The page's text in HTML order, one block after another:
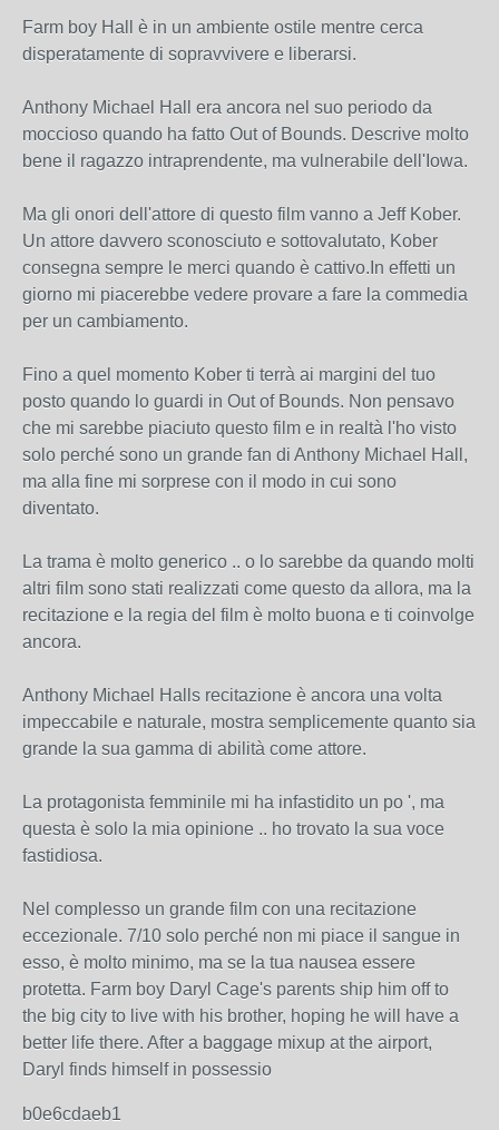
Farm boy Hall è in un ambiente ostile mentre cerca
disperatamente di sopravvivere e liberarsi.
Anthony Michael Hall era ancora nel suo periodo da
moccioso quando ha fatto Out of Bounds. Descrive molto
bene il ragazzo intraprendente, ma vulnerabile dell'Iowa.
Ma gli onori dell'attore di questo film vanno a Jeff Kober.
Un attore davvero sconosciuto e sottovalutato, Kober
consegna sempre le merci quando è cattivo.In effetti un
giorno mi piacerebbe vedere provare a fare la commedia
per un cambiamento.
Fino a quel momento Kober ti terrà ai margini del tuo
posto quando lo guardi in Out of Bounds. Non pensavo
che mi sarebbe piaciuto questo film e in realtà l'ho visto
solo perché sono un grande fan di Anthony Michael Hall,
ma alla fine mi sorprese con il modo in cui sono
diventato.
La trama è molto generico .. o lo sarebbe da quando molti
altri film sono stati realizzati come questo da allora, ma la
recitazione e la regia del film è molto buona e ti coinvolge
ancora.
Anthony Michael Halls recitazione è ancora una volta
impeccabile e naturale, mostra semplicemente quanto sia
grande la sua gamma di abilità come attore.
La protagonista femminile mi ha infastidito un po ', ma
questa è solo la mia opinione .. ho trovato la sua voce
fastidiosa.
Nel complesso un grande film con una recitazione
eccezionale. 7/10 solo perché non mi piace il sangue in
esso, è molto minimo, ma se la tua nausea essere
protetta. Farm boy Daryl Cage's parents ship him off to
the big city to live with his brother, hoping he will have a
better life there. After a baggage mixup at the airport,
Daryl finds himself in possessio
b0e6cdaeb1